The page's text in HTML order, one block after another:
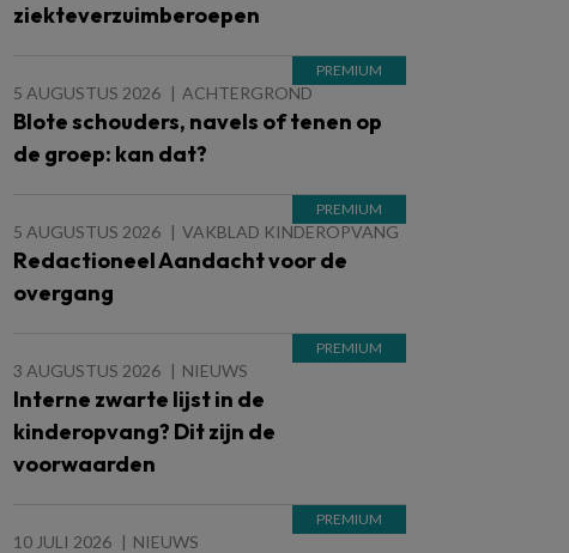
ziekteverzuimberoepen
5 AUGUSTUS 2026 ACHTERGROND
Blote schouders, navels of tenen op
de groep: kan dat?
5 AUGUSTUS 2026 VAKBLAD KINDEROPVANG
Redactioneel Aandacht voor de
overgang
3 AUGUSTUS 2026 NIEUWS
Interne zwarte lijst in de
kinderopvang? Dit zijn de
voorwaarden
10 JULI 2026 NIEUWS